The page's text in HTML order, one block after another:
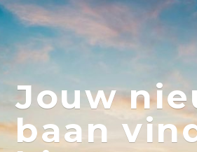
Jouw
baan
Nieuwsbrief feed